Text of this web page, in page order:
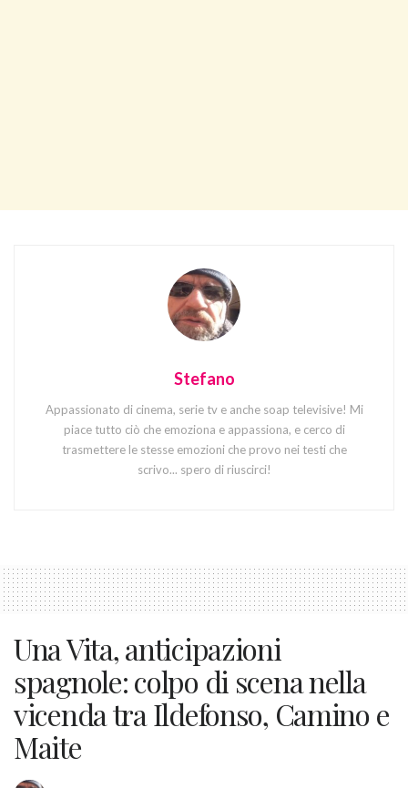
Stefano
Appassionato di cinema, serie tv e anche soap televisive! Mi
piace tutto ciò che emoziona e appassiona, e cerco di
trasmettere le stesse emozioni che provo nei testi che
scrivo... spero di riuscirci!
Una Vita, anticipazioni
spagnole: colpo di scena nella
vicenda tra Ildefonso, Camino e
Maite